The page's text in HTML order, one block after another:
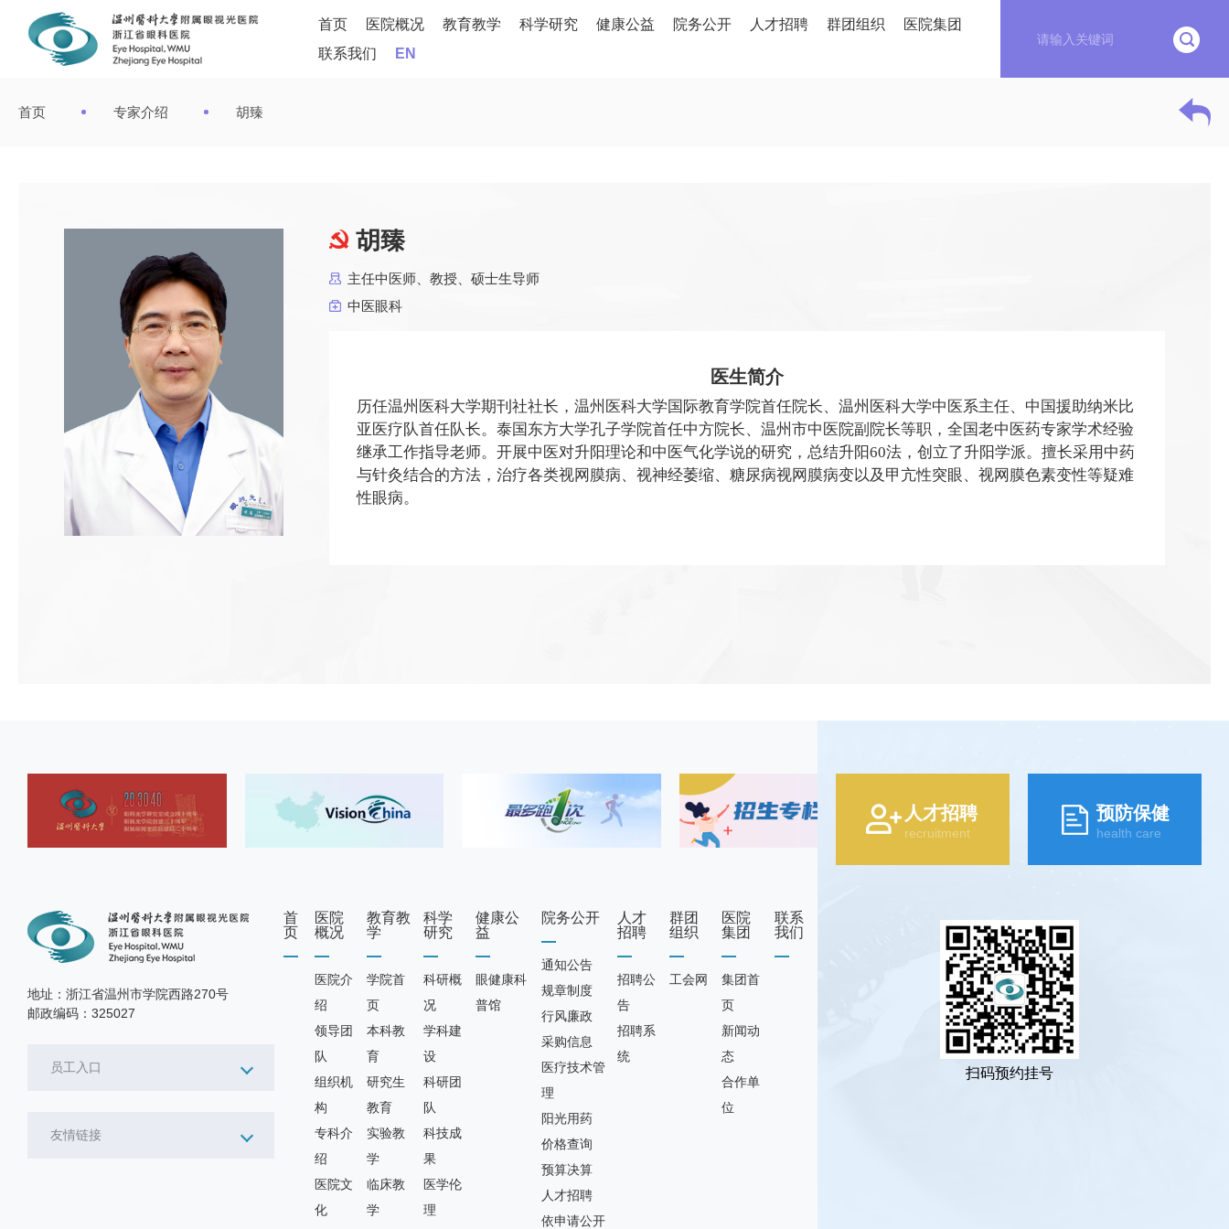
首页 医院概况 教育教学 科学研究 健康公益 院务公开 人才招聘 群团组织
医院集团
联系我们
EN
首页 专家介绍 胡臻
胡臻
主任中医师、教授、硕士生导师
中医眼科
医生简介
历任温州医科大学期刊社社长，温州医科大学国际教育学院首任院长、温州医科大学中医系主任、中国援助纳米比
亚医疗队首任队长。泰国东方大学孔子学院首任中方院长、温州市中医院副院长等职，全国老中医药专家学术经验
继承工作指导老师。开展中医对升阳理论和中医气化学说的研究，总结升阳60法，创立了升阳学派。擅长采用中药
与针灸结合的方法，治疗各类视网膜病、视神经萎缩、糖尿病视网膜病变以及甲亢性突眼、视网膜色素变性等疑难
性眼病。
地址：浙江省温州市学院西路270号
邮政编码：325027
员工入口
友情链接
首
页
医院
概况
医院介
绍
领导团
队
组织机
构
专科介
绍
医院文
化
教育教
学
学院首
页
本科教
育
研究生
教育
实验教
学
临床教
学
科学
研究
科研概
况
学科建
设
科研团
队
科技成
果
医学伦
理
健康公
益
眼健康科
普馆
院务公开
通知公告
规章制度
行风廉政
采购信息
医疗技术管
理
阳光用药
价格查询
预算决算
人才招聘
依申请公开
人才
招聘
招聘公
告
招聘系
统
群团
组织
工会网
医院
集团
集团首
页
新闻动
态
合作单
位
联系
我们
人才招聘
recruitment
预防保健
health care
扫码预约挂号